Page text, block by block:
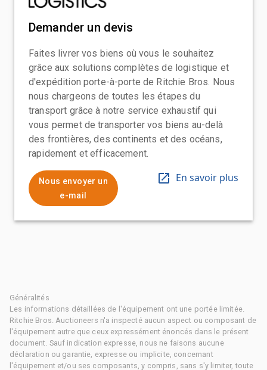
Demander un devis
Faites livrer vos biens où vous le souhaitez
grâce aux solutions complètes de logistique et
d'expédition porte-à-porte de Ritchie Bros. Nous
nous chargeons de toutes les étapes du
transport grâce à notre service exhaustif qui
vous permet de transporter vos biens au-delà
des frontières, des continents et des océans,
rapidement et efficacement.
Nous envoyer un
e-mail
En savoir plus
Généralités
Les informations détaillées de l'équipement ont une portée limitée.
Ritchie Bros. Auctioneers n'a inspecté aucun aspect ou composant de
l'équipement autre que ceux expressément énoncés dans le présent
document. Sauf indication expresse, nous ne faisons aucune
déclaration ou garantie, expresse ou implicite, concernant
l'équipement et/ou ses composants, y compris, sans s'y limiter, toute